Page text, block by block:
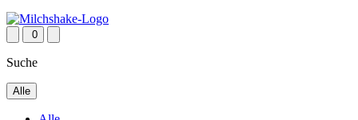
0
Suche
Alle